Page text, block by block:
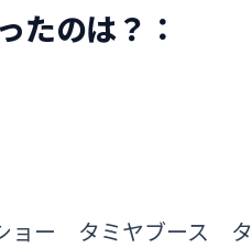
たのは？：
ョー タミヤブース タ